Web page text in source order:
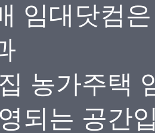
임대닷컴
농가주택
되는 공간